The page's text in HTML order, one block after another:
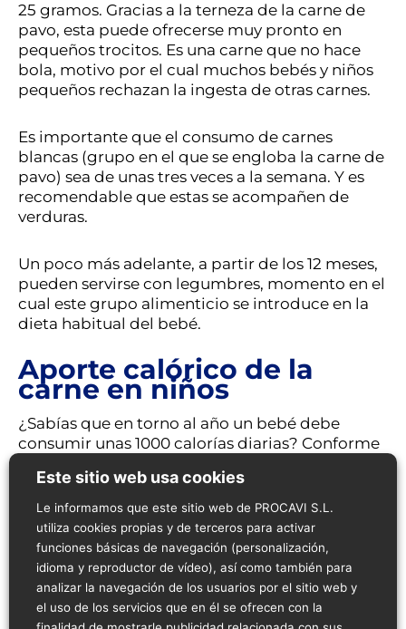
25 gramos. Gracias a la terneza de la carne de
pavo, esta puede ofrecerse muy pronto en
pequeños trocitos. Es una carne que no hace
bola, motivo por el cual muchos bebés y niños
pequeños rechazan la ingesta de otras carnes.
Es importante que el consumo de carnes
blancas (grupo en el que se engloba la carne de
pavo) sea de unas tres veces a la semana. Y es
recomendable que estas se acompañen de
verduras.
Un poco más adelante, a partir de los 12 meses,
pueden servirse con legumbres, momento en el
cual este grupo alimenticio se introduce en la
dieta habitual del bebé.
Aporte calórico de la
carne en niños
¿Sabías que en torno al año un bebé debe
consumir unas 1000 calorías diarias? Conforme
incrementarse a razón de 100 calorías diarias
cada nuevo año, y hasta la pubertad.
Pero no valen calorías cualquiera. Las que valen
son las asociadas a alimentos saludables como
la carne de pavo. Un niño no debería consumir
calorías vacías, esto es, las calorías presentes en
Este sitio web usa cookies
Le informamos que este sitio web de PROCAVI S.L.
utiliza cookies propias y de terceros para activar
funciones básicas de navegación (personalización,
idioma y reproductor de vídeo), así como también para
analizar la navegación de los usuarios por el sitio web y
el uso de los servicios que en él se ofrecen con la